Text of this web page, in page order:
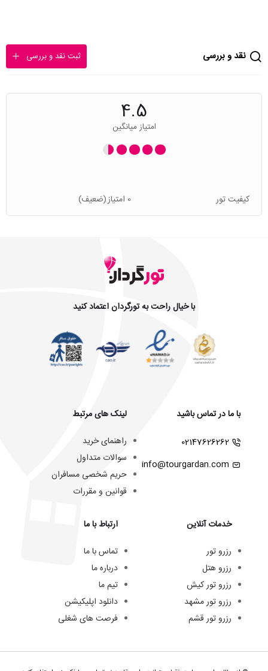
نقد و بررسی ثبت نقد و بررسی
4.5
امتیاز میانگین
کیفیت تور 0 امتیاز (ضعیف)
با خیال راحت به تورگردان اعتماد کنید
با ما در تماس باشید
02147626262
info@tourgardan.com
خدمات آنلاین
رزرو تور
رزرو هتل
رزرو تور کیش
رزرو تور مشهد
رزرو تور قشم
لینک های مرتبط
راهنمای خرید
سوالات متداول
حریم شخصی مسافران
قوانین و مقررات
ارتباط با ما
تماس با ما
درباره ما
تیم ما
دانلود اپلیکیشن
فرصت های شغلی